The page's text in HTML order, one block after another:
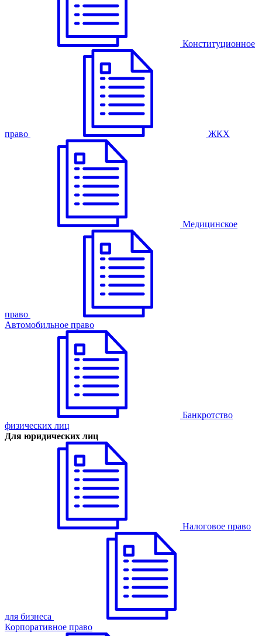
Конституционное
право ЖКХ
Медицинское
право
Автомобильное право
Банкротство
физических лиц
Для юридических лиц
Налоговое право
для бизнеса
Корпоративное право